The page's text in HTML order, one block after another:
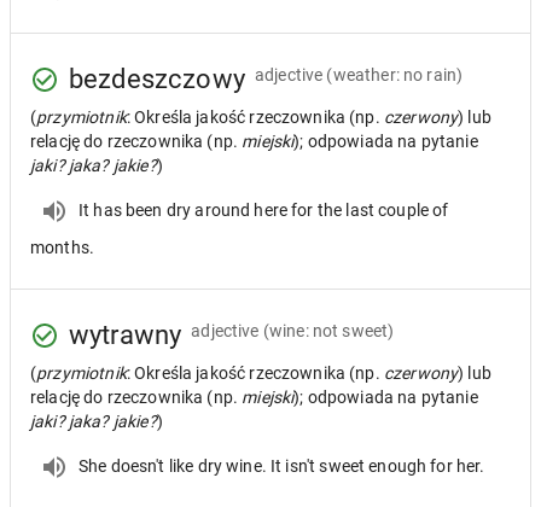
bezdeszczowy adjective (weather: no rain)
(przymiotnik: Określa jakość rzeczownika (np. czerwony) lub
relację do rzeczownika (np. miejski); odpowiada na pytanie
jaki? jaka? jakie?)
It has been dry around here for the last couple of
months.
wytrawny adjective (wine: not sweet)
(przymiotnik: Określa jakość rzeczownika (np. czerwony) lub
relację do rzeczownika (np. miejski); odpowiada na pytanie
jaki? jaka? jakie?)
She doesn't like dry wine. It isn't sweet enough for her.